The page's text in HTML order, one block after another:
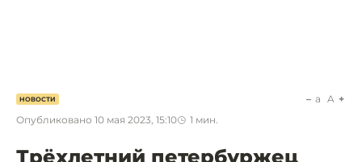
НОВОСТИ
Опубликовано 10 мая 2023, 15:10 1 мин.
a A
Трёхлетний петербуржец